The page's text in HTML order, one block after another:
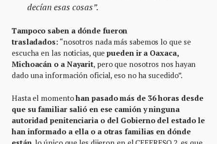
decían esas cosas”.
Tampoco saben a dónde fueron
trasladados:“nosotros nada más sabemos lo que se
escucha en las noticias, quepueden ir a Oaxaca,
Michoacán o a Nayarit, pero que nosotros nos hayan
dado una información oficial, eso no ha sucedido”.
Hasta el momentohan pasado más de 36 horas desde
que su familiar salió en ese camión y ninguna
autoridad penitenciaria o del Gobierno del estado le
han informado a ella o a otras familias en dónde